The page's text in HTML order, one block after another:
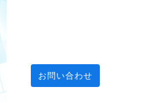
お問い合わせ